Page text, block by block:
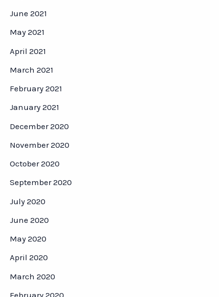
June 2021
May 2021
April 2021
March 2021
February 2021
January 2021
December 2020
November 2020
October 2020
September 2020
July 2020
June 2020
May 2020
April 2020
March 2020
February 2020